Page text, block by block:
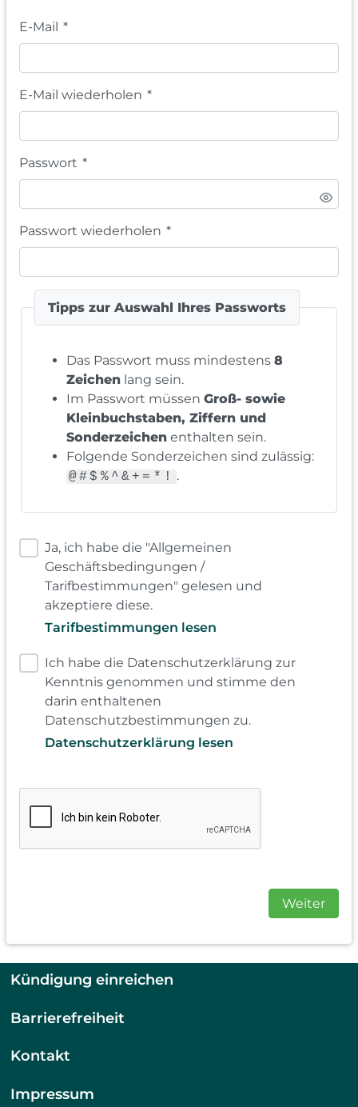
E-Mail *
E-Mail wiederholen *
Passwort *
Passwort wiederholen *
Tipps zur Auswahl Ihres Passworts
Das Passwort muss mindestens 8
Zeichen lang sein.
Im Passwort müssen Groß- sowie
Kleinbuchstaben, Ziffern und
Sonderzeichen enthalten sein.
Folgende Sonderzeichen sind zulässig:
@#$%^&+=*! .
Ja, ich habe die "Allgemeinen
Geschäftsbedingungen /
Tarifbestimmungen" gelesen und
akzeptiere diese.
Tarifbestimmungen lesen
Ich habe die Datenschutzerklärung zur
Kenntnis genommen und stimme den
darin enthaltenen
Datenschutzbestimmungen zu.
Datenschutzerklärung lesen
Weiter
Kündigung einreichen
Barrierefreiheit
Kontakt
Impressum